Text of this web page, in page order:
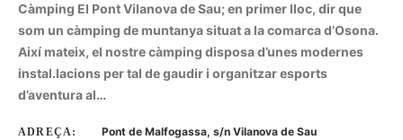
Càmping El Pont Vilanova de Sau; en primer lloc, dir que
som un càmping de muntanya situat a la comarca d’Osona.
Així mateix, el nostre càmping disposa d’unes modernes
instal.lacions per tal de gaudir i organitzar esports
d’aventura al…
ADREÇA: Pont de Malfogassa, s/n Vilanova de Sau